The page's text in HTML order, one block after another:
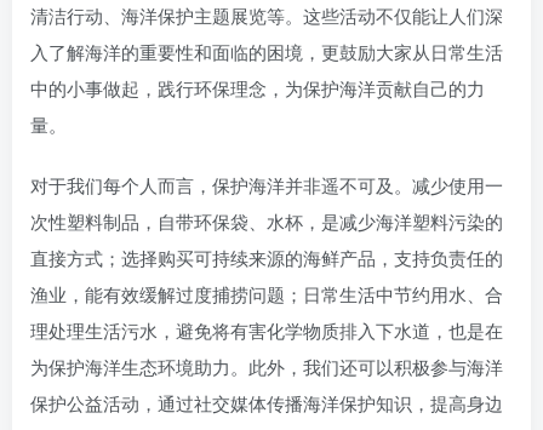
清洁行动、海洋保护主题展览等。这些活动不仅能让人们深
入了解海洋的重要性和面临的困境，更鼓励大家从日常生活
中的小事做起，践行环保理念，为保护海洋贡献自己的力
量。
对于我们每个人而言，保护海洋并非遥不可及。减少使用一
次性塑料制品，自带环保袋、水杯，是减少海洋塑料污染的
直接方式；选择购买可持续来源的海鲜产品，支持负责任的
渔业，能有效缓解过度捕捞问题；日常生活中节约用水、合
理处理生活污水，避免将有害化学物质排入下水道，也是在
为保护海洋生态环境助力。此外，我们还可以积极参与海洋
保护公益活动，通过社交媒体传播海洋保护知识，提高身边